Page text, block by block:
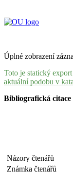
Úplné zobrazení
Toto je statický
aktuální podobu v
Bibliografická citace
Názory čtenářů
Známka čtenářů